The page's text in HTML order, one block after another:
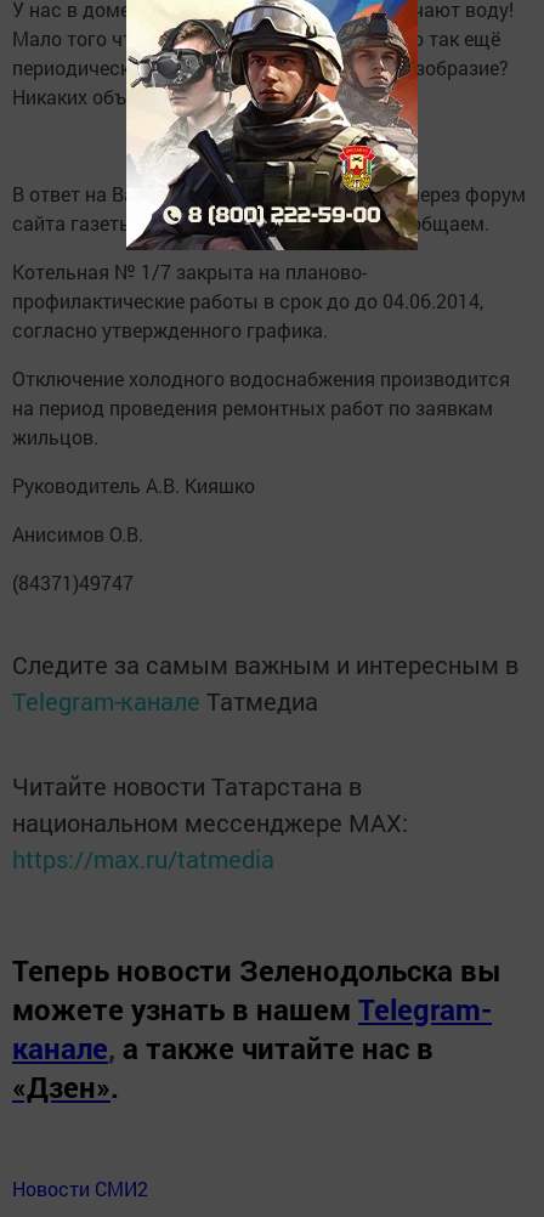
У нас в доме (Энгельса 5) постоянно отключают воду!
Мало того что горячей воды нет уже неделю так ещё
периодически и холодной нет! Это что за безобразие?
Никаких объявлений по этому поводу нет.
Уважаемый заявитель!
В ответ на Ваше обращение, направленное через форум
сайта газеты «Зеленодольская правда» сообщаем.
Котельная № 1/7 закрыта на планово-
профилактические работы в срок до до 04.06.2014,
согласно утвержденного графика.
Отключение холодного водоснабжения производится
на период проведения ремонтных работ по заявкам
жильцов.
Руководитель А.В. Кияшко
Анисимов О.В.
(84371)49747
Следите за самым важным и интересным в
Telegram-канале Татмедиа
Читайте новости Татарстана в
национальном мессенджере MАХ:
https://max.ru/tatmedia
Теперь новости Зеленодольска вы
можете узнать в нашем Telegram-
канале, а также читайте нас в
«Дзен».
Новости СМИ2